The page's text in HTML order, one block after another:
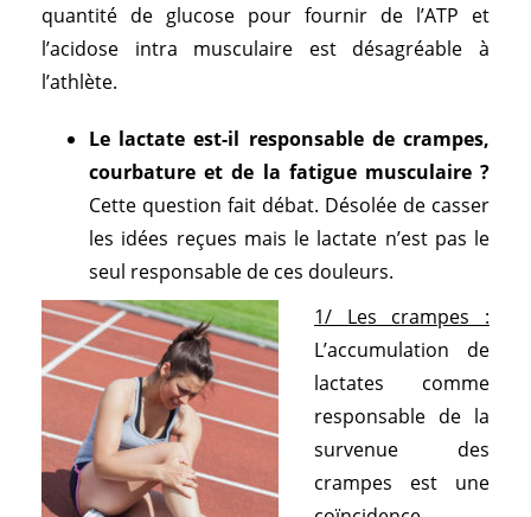
quantité de glucose pour fournir de l’ATP et
l’acidose intra musculaire est désagréable à
l’athlète.
Le lactate est-il responsable de crampes,
courbature et de la fatigue musculaire ?
Cette question fait débat. Désolée de casser
les idées reçues mais le lactate n’est pas le
seul responsable de ces douleurs.
1/ Les crampes :
L’accumulation de
lactates comme
responsable de la
survenue des
crampes est une